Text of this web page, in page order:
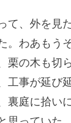
て、外を見
。わあもう
の木も切
事が延び
裏庭に拾い